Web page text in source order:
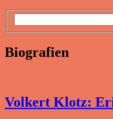
Biografien
Volkert Klotz: